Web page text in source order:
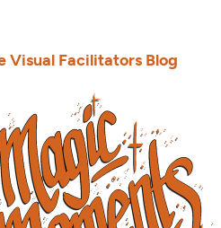
Visual Facilitators Blog